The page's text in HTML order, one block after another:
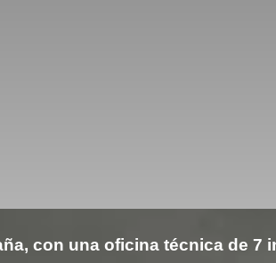
con una oficina técnica de 7